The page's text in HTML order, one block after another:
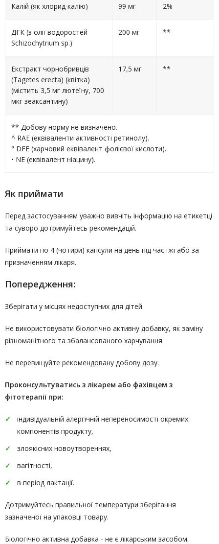
Калій (як хлорид калію) 99 мг 2%
ДГК (з олії водоростей
Schizochytrium sp.)
200 мг **
Екстракт чорнобривців
(Tagetes erecta) (квітка)
(містить 3,5 мг лютеїну, 700
мкг зеаксантину)
17,5 мг **
** Добову норму не визначено.
^ RAE (еквіваленти активності ретинолу).
° DFE (харчовий еквівалент фолієвої кислоти).
• NE (еквівалент ніацину).
Як приймати
Перед застосуванням уважно вивчіть інформацію на етикетці
та суворо дотримуйтесь рекомендацій.
Приймати по 4 (чотири) капсули на день під час їжі або за
призначенням лікаря.
Попередження:
Зберігати у місцях недоступних для дітей
Не використовувати біологічно активну добавку, як заміну
різноманітного та збалансованого харчування.
Не перевищуйте рекомендовану добову дозу.
Проконсультуватись з лікарем або фахівцем з
фітотерапії при:
індивідуальній алергічній непереносимості окремих
компонентів продукту,
злоякісних новоутвореннях,
вагітності,
в період лактації.
Дотримуйтесь правильної температури зберігання
зазначеної на упаковці товару.
Біологічно активна добавка - не є лікарським засобом.